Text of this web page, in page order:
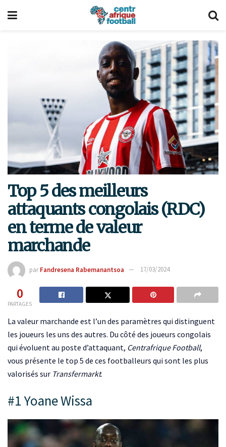
Top 5 des meilleurs
attaquants congolais (RDC)
en terme de valeur
marchande
par Fandresena Rabemanantsoa 17/03/2024
0
PARTAGES
La valeur marchande est l’un des paramètres qui distinguent
les joueurs les uns des autres. Du côté des joueurs congolais
qui évoluent au poste d’attaquant, Centrafrique Football,
vous présente le top 5 de ces footballeurs qui sont les plus
valorisés sur Transfermarkt.
#1 Yoane Wissa